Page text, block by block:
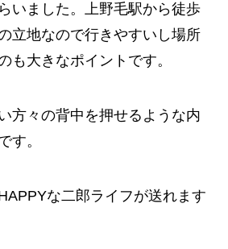
いました。上野毛駅から徒歩
立地なので行きやすいし場所
も大きなポイントです。
方々の背中を押せるような内
す。
な二郎ライフが送れます